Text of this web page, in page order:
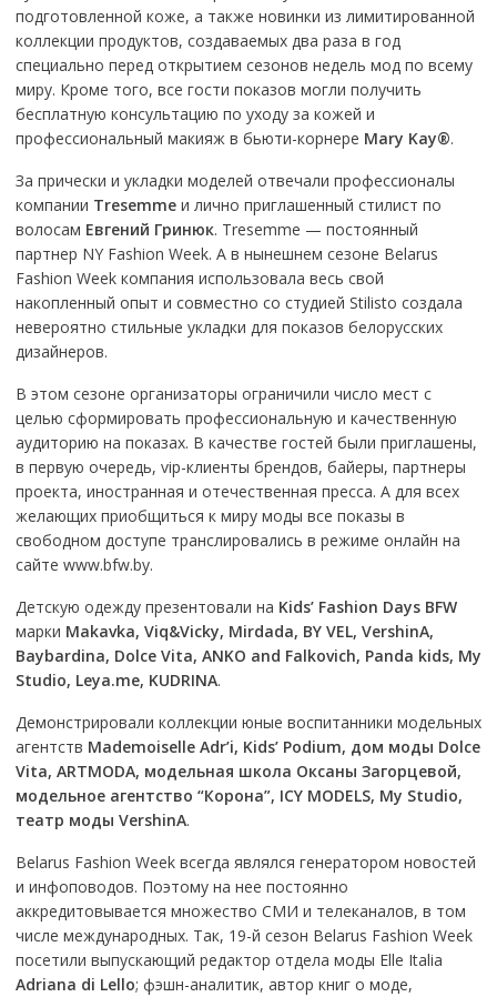
подготовленной коже, а также новинки из лимитированной
коллекции продуктов, создаваемых два раза в год
специально перед открытием сезонов недель мод по всему
миру. Кроме того, все гости показов могли получить
бесплатную консультацию по уходу за кожей и
профессиональный макияж в бьюти-корнере Mary Kay®.
За прически и укладки моделей отвечали профессионалы
компании Tresemmeи лично приглашенный стилист по
волосам Евгений Гринюк. Tresemme — постоянный
партнер NY Fashion Week. А в нынешнем сезоне Belarus
Fashion Week компания использовала весь свой
накопленный опыт и совместно со студией Stilisto создала
невероятно стильные укладки для показов белорусских
дизайнеров.
В этом сезоне организаторы ограничили число мест с
целью сформировать профессиональную и качественную
аудиторию на показах. В качестве гостей были приглашены,
в первую очередь, vip-клиенты брендов, байеры, партнеры
проекта, иностранная и отечественная пресса. А для всех
желающих приобщиться к миру моды все показы в
свободном доступе транслировались в режиме онлайн на
сайте www.bfw.by.
Детскую одежду презентовали на Kids’ Fashion Days BFW
марки Makavka, Viq&Vicky, Mirdada, BY VEL, VershinA,
Baybardina, Dolce Vita, ANKO and Falkovich, Panda kids, My
Studio, Leya.me, KUDRINA.
Демонстрировали коллекции юные воспитанники модельных
агентств Mademoiselle Adr’i, Kids’ Podium, дом моды Dolce
Vita, ARTMODA, модельная школа Оксаны Загорцевой,
модельное агентство “Корона”, ICY MODELS, My Studio,
театр моды VershinA.
Belarus Fashion Week всегда являлся генератором новостей
и инфоповодов. Поэтому на нее постоянно
аккредитовывается множество СМИ и телеканалов, в том
числе международных. Так, 19-й сезон Belarus Fashion Week
посетили выпускающий редактор отдела моды Elle Italia
Adriana di Lello; фэшн-аналитик, автор книг о моде,